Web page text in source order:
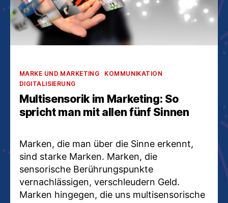
Kategorien
MARKE UND MARKETING
KOMMUNIKATION
DIGITALISIERUNG
Multisensorik im Marketing: So
spricht man mit allen fünf Sinnen
Marken, die man über die Sinne erkennt,
sind starke Marken. Marken, die
sensorische Berührungspunkte
vernachlässigen, verschleudern Geld.
Marken hingegen, die uns multisensorische